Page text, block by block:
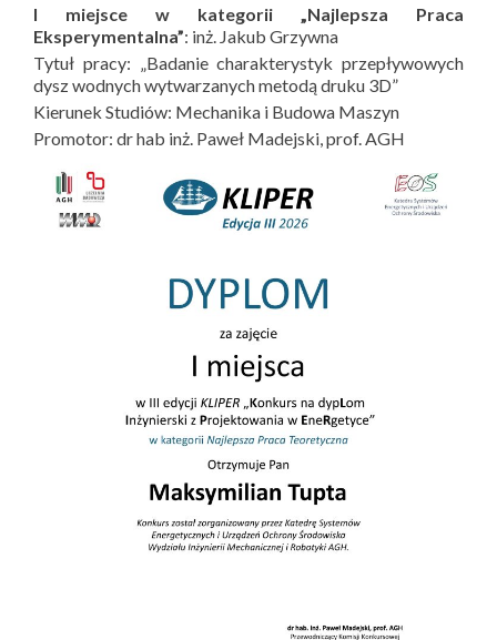
I miejsce w kategorii „Najlepsza Praca
Eksperymentalna”: inż. Jakub Grzywna
Tytuł pracy: „Badanie charakterystyk przepływowych
dysz wodnych wytwarzanych metodą druku 3D”
Kierunek Studiów: Mechanika i Budowa Maszyn
Promotor: dr hab inż. Paweł Madejski, prof. AGH